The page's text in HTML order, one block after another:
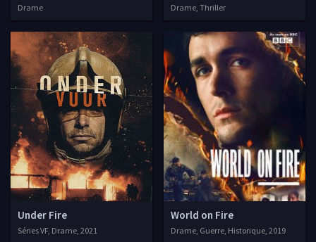
Drame Drame, Thriller
Under Fire
Séries VF, Drame, 2021
World on Fire
Drame, Guerre, Historique, 2019